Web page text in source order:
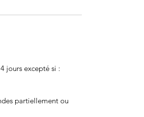
jours excepté si :
partiellement ou